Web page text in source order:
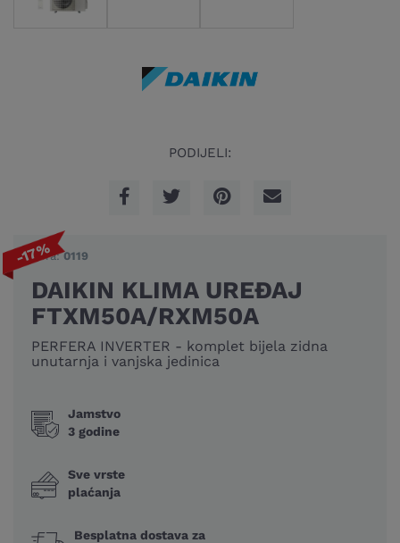
PODIJELI:
-17%
Šifra:0119
DAIKIN KLIMA UREĐAJ
FTXM50A/RXM50A
PERFERA INVERTER - komplet bijela zidna
unutarnja i vanjska jedinica
Jamstvo
3 godine
Sve vrste
plaćanja
Besplatna dostava za